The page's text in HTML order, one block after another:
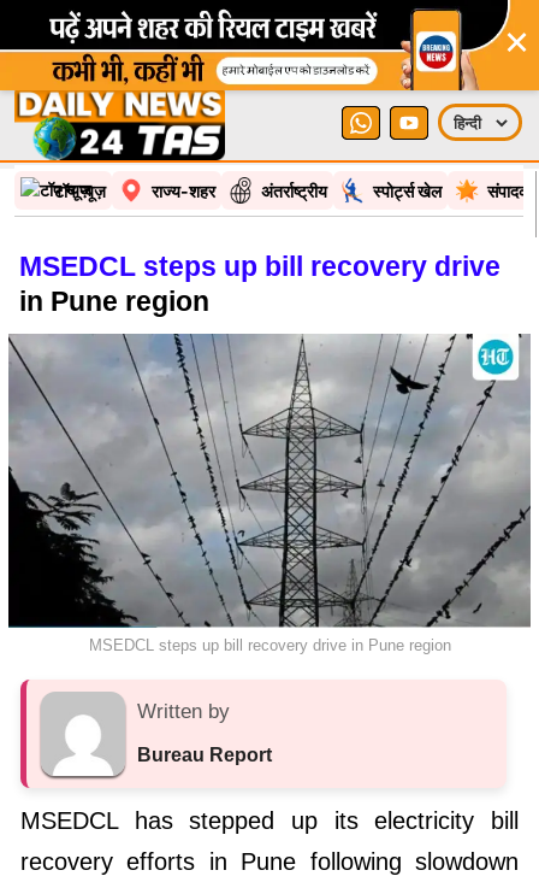
×
टॉप न्यूज़ राज्य-शहर अंतर्राष्ट्रीय स्पोर्ट्स खेल
MSEDCL steps up bill recovery drive
in Pune region
MSEDCL steps up bill recovery drive in Pune region
Written by
Bureau Report
MSEDCL has stepped up its electricity bill
recovery efforts in Pune following slowdown